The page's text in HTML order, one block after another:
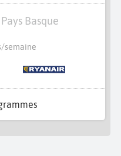
Basque
semaine